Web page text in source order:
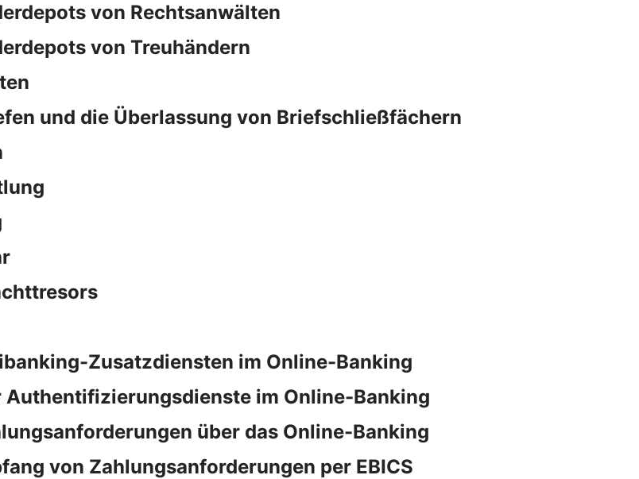
von Rechtsanwälten
von Treuhändern
und die Überlassung von Briefschließfächern
Zusatzdiensten im Online-Banking
im Online-Banking
über das Online-Banking
von Zahlungsanforderungen per EBICS